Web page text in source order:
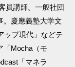
員講師。一般社団
。慶應義塾大学文
ップ現代」などテ
「Mocha（モ
「マネラ